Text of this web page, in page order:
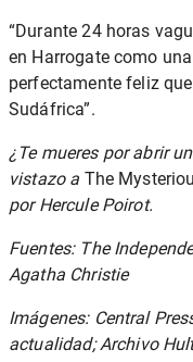
“Durante 24 horas
en Harrogate como
perfectamente feliz
Sudáfrica”.
¿Te mueres por abrir
vistazo a The
por Hercule Poirot.
Fuentes: The
Agatha Christie
Imágenes: Central
actualidad; Archivo